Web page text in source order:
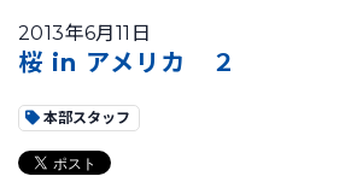
2013年6月11日
桜 in アメリカ ２
本部スタッフ